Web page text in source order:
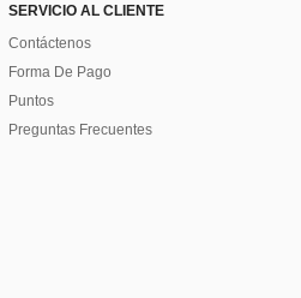
SERVICIO AL CLIENTE
Contáctenos
Forma De Pago
Puntos
Preguntas Frecuentes